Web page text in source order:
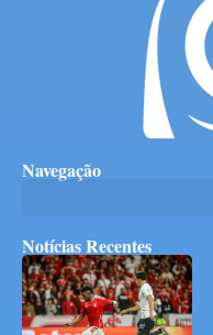
Navegação
Notícias Recentes